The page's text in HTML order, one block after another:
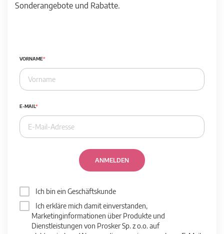
Sonderangebote und Rabatte.
VORNAME
E-MAIL
ANMELDEN
Ich bin ein Geschäftskunde
Ich erkläre mich damit einverstanden,
Marketinginformationen über Produkte und
Dienstleistungen von Prosker Sp. z o.o. auf